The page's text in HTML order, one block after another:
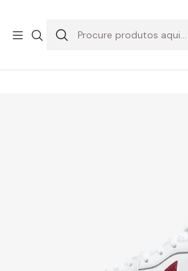
Início CALÇADO Air Jordan
Jordan 1 Retro High '85 OG